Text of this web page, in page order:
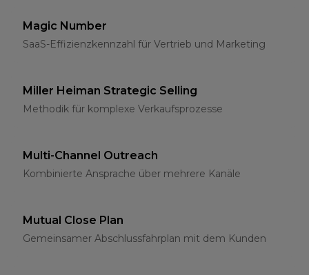
Magic Number
SaaS-Effizienzkennzahl für Vertrieb und Marketing
Miller Heiman Strategic Selling
Methodik für komplexe Verkaufsprozesse
Multi-Channel Outreach
Kombinierte Ansprache über mehrere Kanäle
Mutual Close Plan
Gemeinsamer Abschlussfahrplan mit dem Kunden